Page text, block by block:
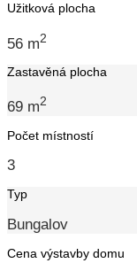
Užitková plocha
56 m2
Zastavěná plocha
69 m2
Počet místností
3
Typ
Bungalov
Cena výstavby domu